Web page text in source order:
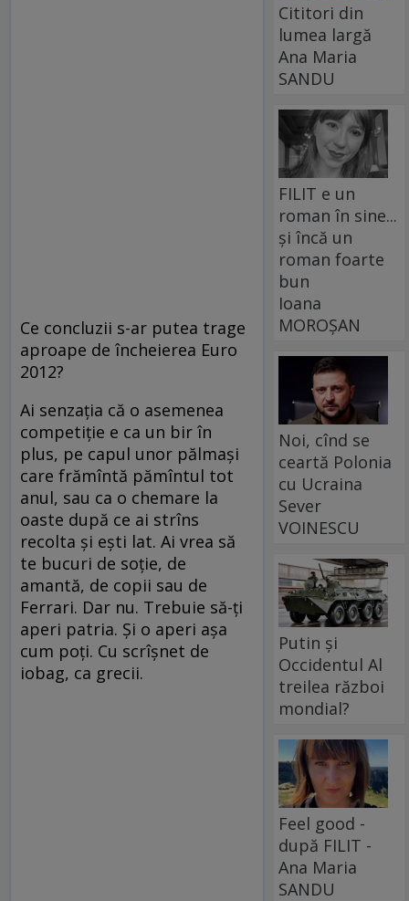
Ce concluzii s-ar putea trage
aproape de încheierea Euro
2012?
Ai senzaţia că o asemenea
competiţie e ca un bir în
plus, pe capul unor pălmaşi
care frămîntă pămîntul tot
anul, sau ca o chemare la
oaste după ce ai strîns
recolta şi eşti lat. Ai vrea să
te bucuri de soţie, de
amantă, de copii sau de
Ferrari. Dar nu. Trebuie să-ţi
aperi patria. Şi o aperi aşa
cum poţi. Cu scrîşnet de
iobag, ca grecii.
Cititori din
lumea largă
Ana Maria
SANDU
FILIT e un
roman în sine...
și încă un
roman foarte
bun
Ioana
MOROȘAN
Noi, cînd se
ceartă Polonia
cu Ucraina
Sever
VOINESCU
Putin și
Occidentul Al
treilea război
mondial?
Feel good -
după FILIT -
Ana Maria
SANDU